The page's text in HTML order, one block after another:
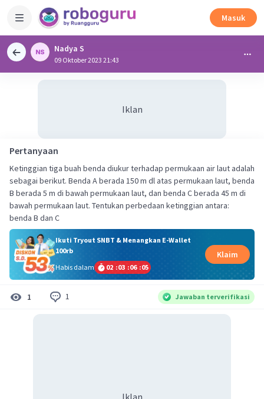
Masuk
Nadya S
09 Oktober 2023 21:43
Iklan
Pertanyaan
Ketinggian tiga buah benda diukur terhadap permukaan air laut adalah
sebagai berikut. Benda A berada 150 m dl atas permukaan laut, benda
B berada 5 m di bawah permukaan laut, dan benda C berada 45 m di
bawah permukaan laut. Tentukan perbedaan ketinggian antara:
benda B dan C
Ikuti Tryout SNBT & Menangkan E-Wallet
100rb
Habis dalam
02 :03 :06 :05
Klaim
1 1 Jawaban terverifikasi
Iklan